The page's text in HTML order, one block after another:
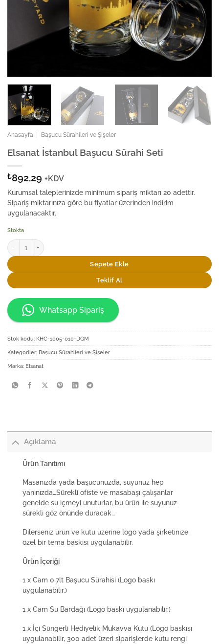
Anasayfa Başucu Sürahileri ve Şişeler
Elsanat İstanbul Başucu Sürahi Seti
₺892,29 +KDV
Kurumsal taleplerinizde minimum sipariş miktarı 20 adettir.
Sipariş miktarınıza göre bu fiyatlar üzerinden indirim
uygulanacaktır.
Stokta
Elsanat İstanbul Başucu Sürahi Seti adet
Sepete Ekle
Teklif Al
Whatsapp Sipariş
Stok kodu: KHC-1005-010-DGM
Kategoriler: Başucu Sürahileri ve Şişeler
Marka: Elsanat
Açıklama
Ürün Tanıtımı
Masanızda yada başucunuzda, suyunuz hep
yanınızda…Sürekli ofiste ve masabaşı çalışanlar
genelde su içmeyi unuturlar, bu ürün ile suyunuz
sürekli göz önünde duracak…
Dilerseniz ürün ve kutu üzerine logo yada şirketinize
özel bir tema baskısı uygulanabilir.
Ürün İçeriği
1 x Cam 0,7lt Başucu Sürahisi (Logo baskı
uygulanabilir.)
1 x Cam Su Bardağı (Logo baskı uygulanabilir.)
1 x İçi Süngerli Hediyelik Mukavva Kutu (Logo baskısı
uygulanabilir, 300 adet üzeri siparişlerde kutu rengi